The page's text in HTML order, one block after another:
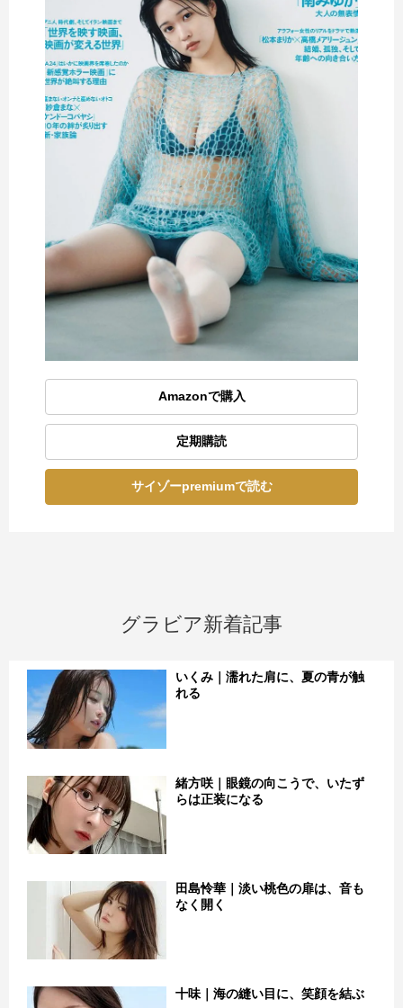
Amazonで購入
定期購読
サイゾーpremiumで読む
グラビア新着記事
いくみ｜濡れた肩に、夏の青が触
れる
緒方咲｜眼鏡の向こうで、いたず
らは正装になる
田島怜華｜淡い桃色の扉は、音も
なく開く
十味｜海の縫い目に、笑顔を結ぶ